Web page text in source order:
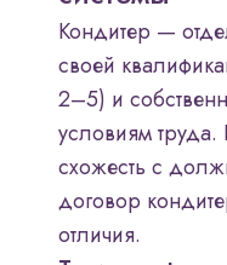
Кондитер —
своей
2–5) и
условиям
схожесть с
договор
отличия.